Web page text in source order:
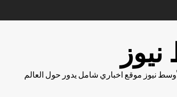
نيوز موقع اخباري شامل يدور حول العالم